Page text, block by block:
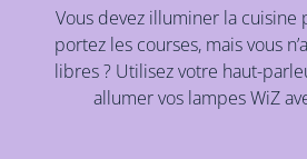
Vous devez illuminer la cuisine
portez les courses, mais vous
libres ? Utilisez votre haut-
allumer vos lampes WiZ